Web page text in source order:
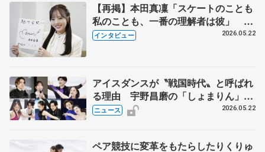
【再掲】本田真凜「スケートのことも
私のことも、一番の理解者は彼」 引
退時の単独インタビューで語った競技
インタビュー 2026.05.22
アイスダンスが〝戦国時代〟と呼ばれ
る理由 宇野昌磨の「しょまりん」ら
実力者が相次いで参戦 国内の競争激
ニュース 2026.05.22
ペア競技に変革をもたらしたりくりゅ